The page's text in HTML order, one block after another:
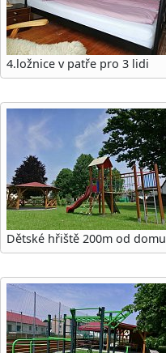
4.ložnice v patře pro 3 lidi
Dětské hřiště 200m od domu